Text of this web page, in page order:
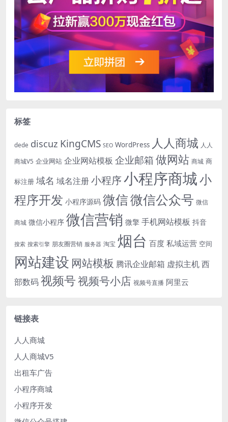
标签
dede discuz KingCMS SEO WordPress 人人商城 人人
商城V5 企业网站 企业网站模板 企业邮箱 做网站 商城 商
标注册 域名 域名注册小程序小程序商城小
程序开发 小程序源码 微信微信公众号 微信
商城 微信小程序 微信营销 微擎 手机网站模板 抖音
搜索 搜索引擎 朋友圈营销 服务器 淘宝 烟台 百度 私域运营 空间
网站建设 网站模板 腾讯企业邮箱 虚拟主机西
部数码视频号视频号小店 视频号直播 阿里云
链接表
人人商城
人人商城V5
出租车广告
小程序商城
小程序开发